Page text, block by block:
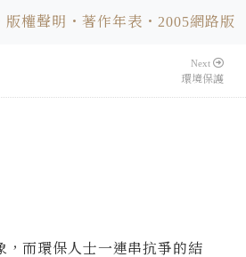
版權聲明 ・著作年表 ・2005網路版
Next
環境保護
，而環保人士一連串抗爭的結